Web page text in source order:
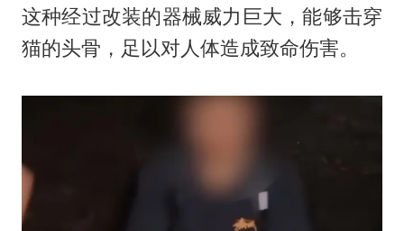
这种经过改装的器械威力巨大，能够击穿
猫的头骨，足以对人体造成致命伤害。